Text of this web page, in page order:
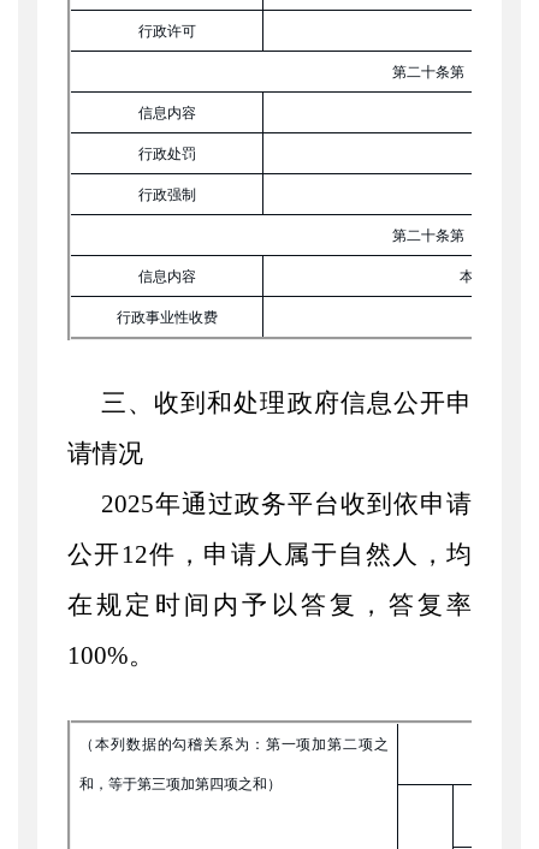
行政许可
第二十条第（六）项
信息内容
行政处罚
行政强制
第二十条第（八）项
信息内容 本年收费金
行政事业性收费
三、收到和处理政府信息公开申
请情况
2025年通过政务平台收到依申请
公开12件，申请人属于自然人，均
在规定时间内予以答复，答复率
100%。
（本列数据的勾稽关系为：第一项加第二项之
和，等于第三项加第四项之和）